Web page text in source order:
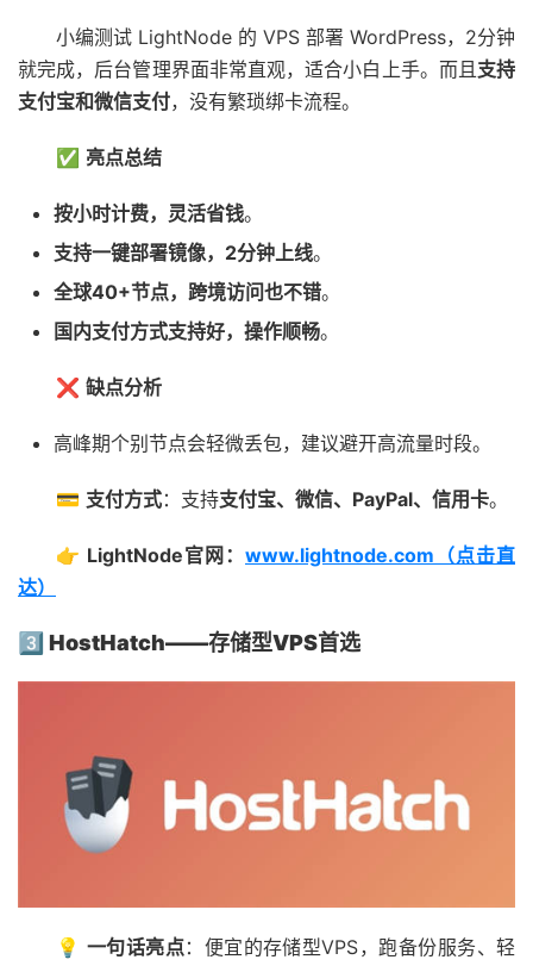
小编测试 LightNode 的 VPS 部署 WordPress，2分钟
就完成，后台管理界面非常直观，适合小白上手。而且支持
支付宝和微信支付，没有繁琐绑卡流程。
✅ 亮点总结
按小时计费，灵活省钱。
支持一键部署镜像，2分钟上线。
全球40+节点，跨境访问也不错。
国内支付方式支持好，操作顺畅。
❌ 缺点分析
高峰期个别节点会轻微丢包，建议避开高流量时段。
💳 支付方式：支持支付宝、微信、PayPal、信用卡。
👉 LightNode官网： www.lightnode.com（点击直
达）
3️⃣ HostHatch——存储型VPS首选
💡 一句话亮点：便宜的存储型VPS，跑备份服务、轻